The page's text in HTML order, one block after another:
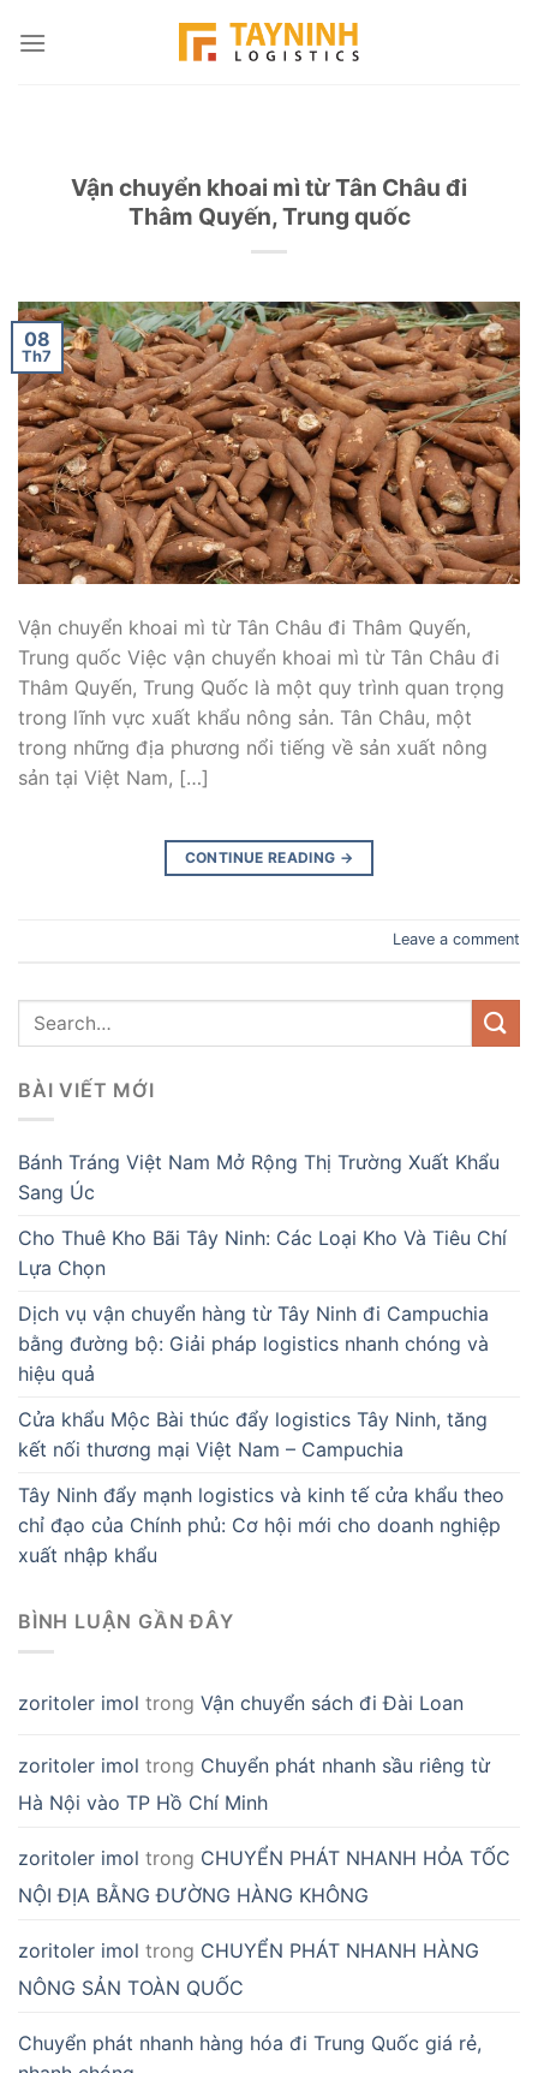
Vận chuyển khoai mì từ Tân Châu đi
Thâm Quyến, Trung quốc
08
Th7
Vận chuyển khoai mì từ Tân Châu đi Thâm Quyến,
Trung quốc Việc vận chuyển khoai mì từ Tân Châu đi
Thâm Quyến, Trung Quốc là một quy trình quan trọng
trong lĩnh vực xuất khẩu nông sản. Tân Châu, một
trong những địa phương nổi tiếng về sản xuất nông
sản tại Việt Nam, […]
CONTINUE READING →
Leave a comment
BÀI VIẾT MỚI
Bánh Tráng Việt Nam Mở Rộng Thị Trường Xuất Khẩu
Sang Úc
Cho Thuê Kho Bãi Tây Ninh: Các Loại Kho Và Tiêu Chí
Lựa Chọn
Dịch vụ vận chuyển hàng từ Tây Ninh đi Campuchia
bằng đường bộ: Giải pháp logistics nhanh chóng và
hiệu quả
Cửa khẩu Mộc Bài thúc đẩy logistics Tây Ninh, tăng
kết nối thương mại Việt Nam – Campuchia
Tây Ninh đẩy mạnh logistics và kinh tế cửa khẩu theo
chỉ đạo của Chính phủ: Cơ hội mới cho doanh nghiệp
xuất nhập khẩu
BÌNH LUẬN GẦN ĐÂY
zoritoler imol trong Vận chuyển sách đi Đài Loan
zoritoler imol trong Chuyển phát nhanh sầu riêng từ
Hà Nội vào TP Hồ Chí Minh
zoritoler imol trong CHUYỂN PHÁT NHANH HỎA TỐC
NỘI ĐỊA BẰNG ĐƯỜNG HÀNG KHÔNG
zoritoler imol trong CHUYỂN PHÁT NHANH HÀNG
NÔNG SẢN TOÀN QUỐC
Chuyển phát nhanh hàng hóa đi Trung Quốc giá rẻ,